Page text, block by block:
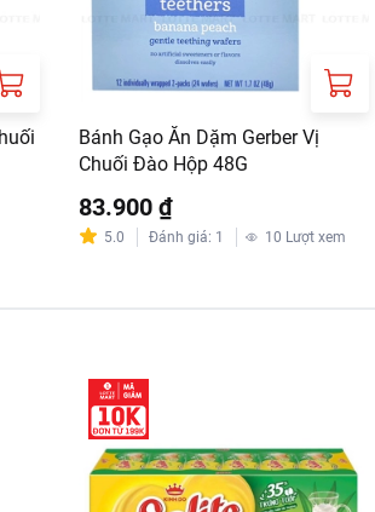
Bánh Gạo Ăn Dặm Gerber Vị
Chuối Đào Hộp 48G
83.900 ₫
5.0 Đánh giá: 1 10 Lượt xem